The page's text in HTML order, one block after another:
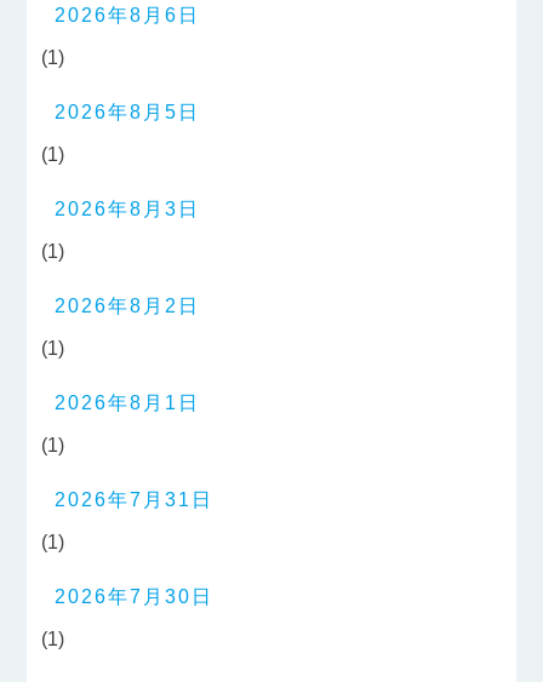
2026年8月6日
(1)
2026年8月5日
(1)
2026年8月3日
(1)
2026年8月2日
(1)
2026年8月1日
(1)
2026年7月31日
(1)
2026年7月30日
(1)